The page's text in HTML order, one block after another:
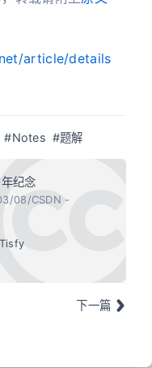
article/details
#Notes #题解
纪念
08/CSDN -
Tisfy
下一篇